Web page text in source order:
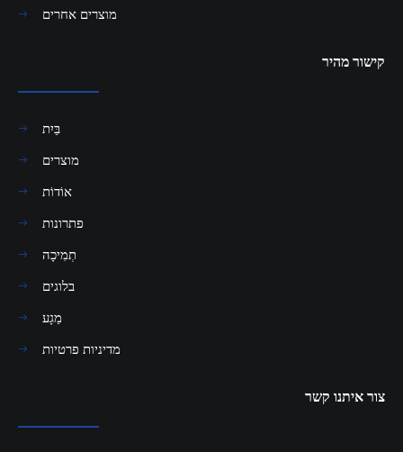
מוצרים אחרים
קישור מהיר
בַּיִת
מוצרים
אוֹדוֹת
פתרונות
תְמִיכָה
בלוגים
מַגָע
מדיניות פרטיות
צור איתנו קשר